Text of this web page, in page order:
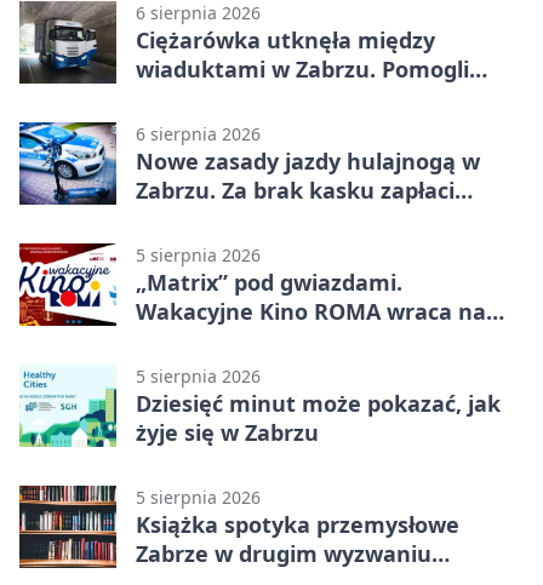
6 sierpnia 2026
Ciężarówka utknęła między
wiaduktami w Zabrzu. Pomogli
6 sierpnia 2026
Nowe zasady jazdy hulajnogą w
Zabrzu. Za brak kasku zapłaci
5 sierpnia 2026
„Matrix” pod gwiazdami.
Wakacyjne Kino ROMA wraca na
5 sierpnia 2026
Dziesięć minut może pokazać, jak
żyje się w Zabrzu
5 sierpnia 2026
Książka spotyka przemysłowe
Zabrze w drugim wyzwaniu